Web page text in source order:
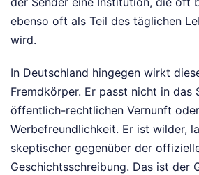
ebenso oft als Teil des täglichen
wird.
In Deutschland hingegen wirkt
Fremdkörper. Er passt nicht in das
öffentlich-rechtlichen Vernunft
Werbefreundlichkeit. Er ist wilder,
skeptischer gegenüber der
Geschichtsschreibung. Das ist der